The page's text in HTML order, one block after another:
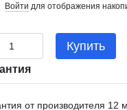
Войти для отображения
Купить
от производителя 12